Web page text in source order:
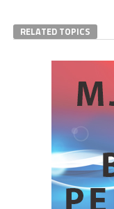
RELATED TOPICS